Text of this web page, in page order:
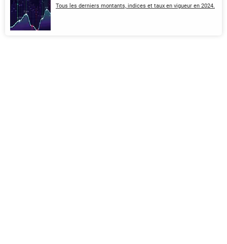
Tous les derniers montants, indices et taux en vigueur en 2024.